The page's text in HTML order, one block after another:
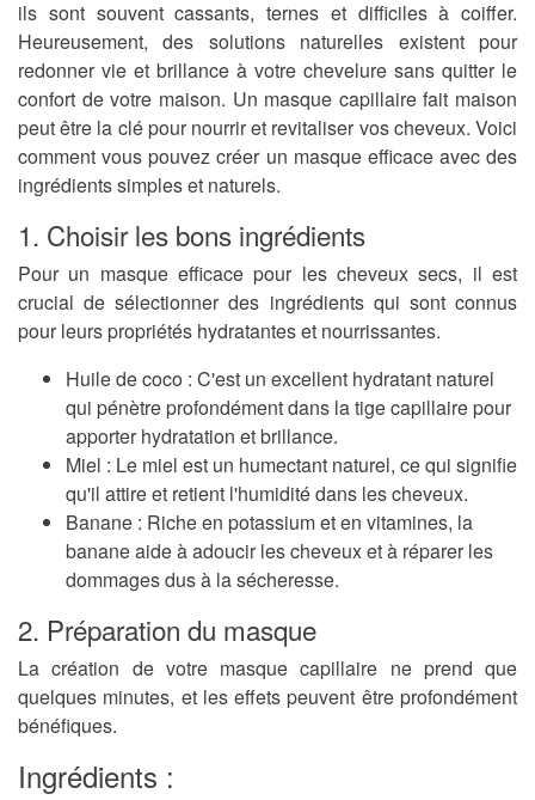
ils sont souvent cassants, ternes et difficiles à coiffer.
Heureusement, des solutions naturelles existent pour
redonner vie et brillance à votre chevelure sans quitter le
confort de votre maison. Un masque capillaire fait maison
peut être la clé pour nourrir et revitaliser vos cheveux. Voici
comment vous pouvez créer un masque efficace avec des
ingrédients simples et naturels.
1. Choisir les bons ingrédients
Pour un masque efficace pour les cheveux secs, il est
crucial de sélectionner des ingrédients qui sont connus
pour leurs propriétés hydratantes et nourrissantes.
Huile de coco : C'est un excellent hydratant naturel
qui pénètre profondément dans la tige capillaire pour
apporter hydratation et brillance.
Miel : Le miel est un humectant naturel, ce qui signifie
qu'il attire et retient l'humidité dans les cheveux.
Banane : Riche en potassium et en vitamines, la
banane aide à adoucir les cheveux et à réparer les
dommages dus à la sécheresse.
2. Préparation du masque
La création de votre masque capillaire ne prend que
quelques minutes, et les effets peuvent être profondément
bénéfiques.
Ingrédients :